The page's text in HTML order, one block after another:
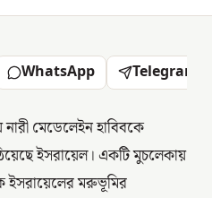
WhatsApp Telegram
নারী মেডেলেইন হাবিবকে
ইসরায়েল। একটি মুচলেকায়
ইসরায়েলের মরুভূমির